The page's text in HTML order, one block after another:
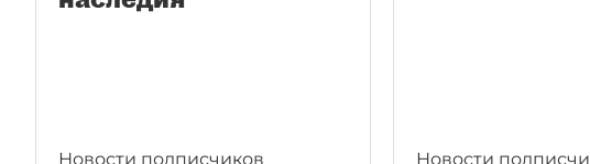
Новости подписчиков Новости